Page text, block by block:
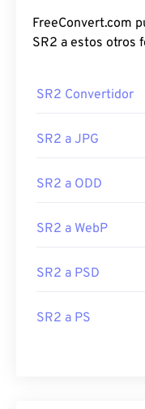
FreeConvert.com
SR2 a estos otros
SR2 Convertidor
SR2 a JPG
SR2 a ODD
SR2 a WebP
SR2 a PSD
SR2 a PS